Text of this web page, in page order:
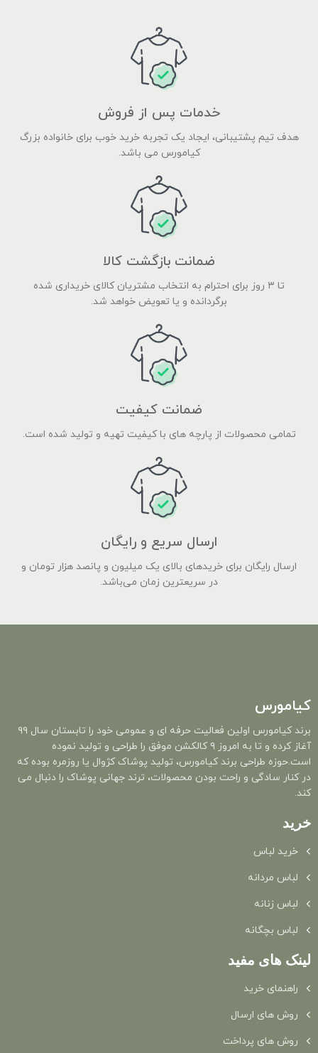
خدمات پس از فروش
هدف تیم پشتیبانی، ایجاد یک تجربه خرید خوب برای خانواده بزرگ
کیامورس می باشد.
ضمانت بازگشت کالا
تا ۳ روز برای احترام به انتخاب مشتریان کالای خریداری شده
برگردانده و یا تعویض خواهد شد.
ضمانت کیفیت
تمامی محصولات از پارچه های با کیفیت تهیه و تولید شده است.
ارسال سریع و رایگان
ارسال رایگان برای خریدهای بالای یک میلیون و پانصد هزار تومان و
در سریعترین زمان می‌باشد.
کیامورس
برند کیامورس اولین فعالیت حرفه ای و عمومی خود را تابستان سال ۹۹
آغاز کرده و تا به امروز ۹ کالکشن موفق را طراحی و تولید نموده
است.حوزه طراحی برند کیامورس، تولید پوشاک کژوال یا روزمره بوده که
در کنار سادگی و راحت بودن محصولات، ترند جهانی پوشاک را دنبال می
کند.
خرید
خرید لباس
لباس مردانه
لباس زنانه
لباس بچگانه
لینک های مفید
راهنمای خرید
روش های ارسال
روش های پرداخت